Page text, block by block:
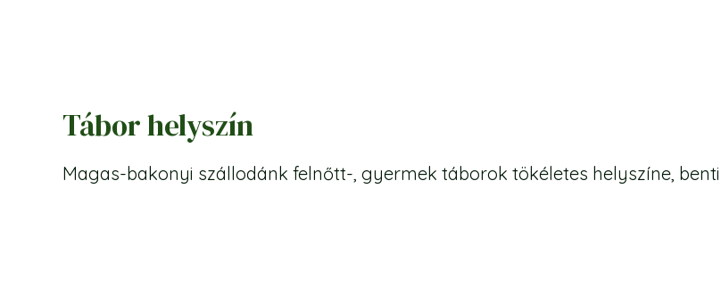
Tábor helyszín
Magas-bakonyi szállodánk felnőtt-, gyermek táborok tökéletes helyszíne,